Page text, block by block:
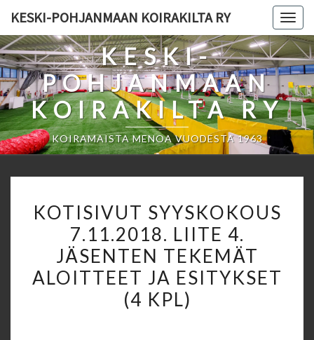
content
KESKI-POHJANMAAN KOIRAKILTA RY
KESKI-
POHJANMAAN
KOIRAKILTA RY
KOIRAMAISTA MENOA VUODESTA 1963
SYYSKOKOUS
7.11.2018.
LIITE
4.
JÄSENTEN
TEKEMÄT
KOTISIVUT SYYSKOKOUS
7.11.2018. LIITE 4.
JÄSENTEN TEKEMÄT
ALOITTEET JA ESITYKSET
(4 KPL)